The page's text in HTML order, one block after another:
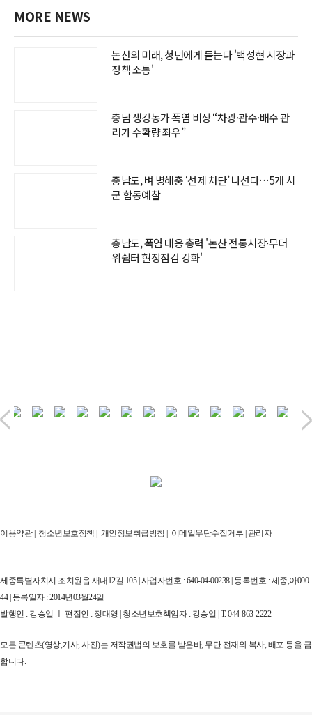
MORE NEWS
논산의 미래, 청년에게 듣는다 '백성현 시장과
정책 소통'
충남 생강농가 폭염 비상 “차광·관수·배수 관
리가 수확량 좌우”
충남도, 벼 병해충 ‘선제 차단’ 나선다…5개 시
군 합동예찰
충남도, 폭염 대응 총력 '논산 전통시장·무더
위쉼터 현장점검 강화'
이용약관| 청소년보호정책 | 개인정보취급방침 | 이메일무단수집거부 | 관리자
세종특별자치시 조치원읍 새내12길 105 | 사업자번호 : 640-04-00238 | 등록번호 : 세종,아000
44 | 등록일자 : 2014년03월24일
발행인 : 강승일 ㅣ 편집인 : 정대영 | 청소년보호책임자 : 강승일 | T. 044-863-2222
모든 콘텐츠(영상,기사, 사진)는 저작권법의 보호를 받은바, 무단 전재와 복사, 배포 등을 금
합니다.